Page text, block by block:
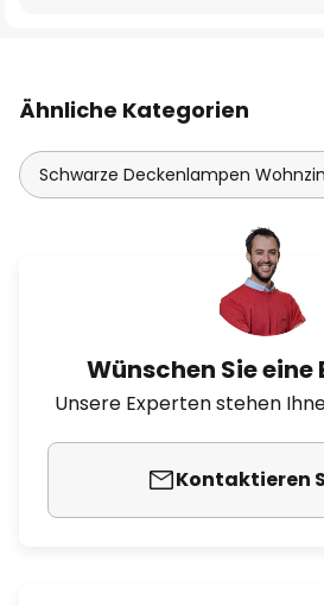
Ähnliche Kategorien
Schwarze Deckenlampen
Wünschen Sie
Unsere Experten stehen
Kontaktieren